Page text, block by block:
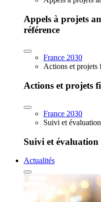
Appels à projets
référence
France 2030
Actions et projets
Actions et projets
France 2030
Suivi et évaluation
Suivi et évaluation
Actualités